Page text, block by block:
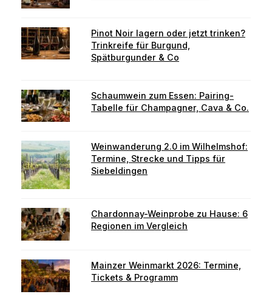
Pinot Noir lagern oder jetzt trinken?
Trinkreife für Burgund,
Spätburgunder & Co
Schaumwein zum Essen: Pairing-
Tabelle für Champagner, Cava & Co.
Weinwanderung 2.0 im Wilhelmshof:
Termine, Strecke und Tipps für
Siebeldingen
Chardonnay-Weinprobe zu Hause: 6
Regionen im Vergleich
Mainzer Weinmarkt 2026: Termine,
Tickets & Programm